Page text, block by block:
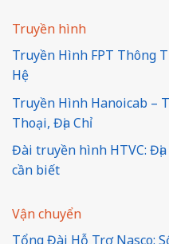
Truyền hình
Truyền Hình FPT Thông
Hệ
Truyền Hình Hanoicab –
Thoại, Địa Chỉ
Đài truyền hình HTVC:
cần biết
Vận chuyển
Tổng Đài Hỗ Trợ Nasco: